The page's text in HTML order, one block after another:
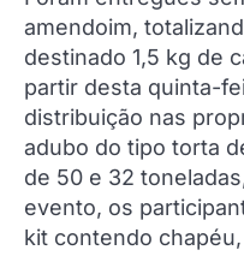
amendoim,
destinado 1,5 kg de
partir desta quinta-
distribuição nas
adubo do tipo torta
de 50 e 32
evento, os
kit contendo